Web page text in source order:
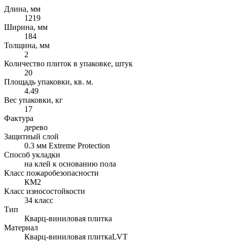
Длина, мм
1219
Ширина, мм
184
Толщина, мм
2
Количество плиток в упаковке, штук
20
Площадь упаковки, кв. м.
4.49
Вес упаковки, кг
17
Фактура
дерево
Защитный слой
0.3 мм Extreme Protection
Способ укладки
на клей к основанию пола
Класс пожаробезопасности
КМ2
Класс износостойкости
34 класс
Тип
Кварц-виниловая плитка
Материал
Кварц-виниловая плиткаLVT